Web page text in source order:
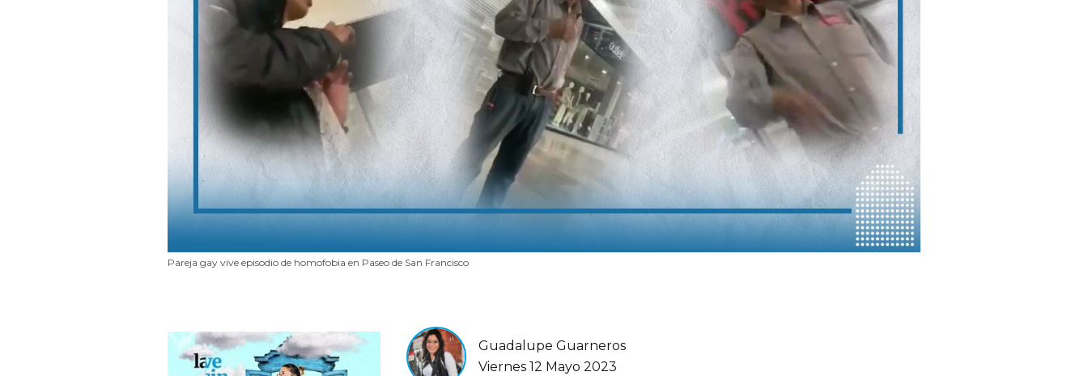
Pareja gay vive episodio de homofobia en Paseo de San Francisco
Guadalupe Guarneros
Viernes 12 Mayo 2023